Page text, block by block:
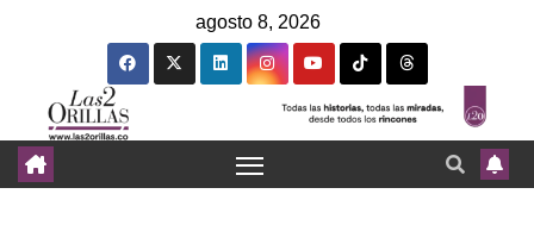
agosto 8, 2026